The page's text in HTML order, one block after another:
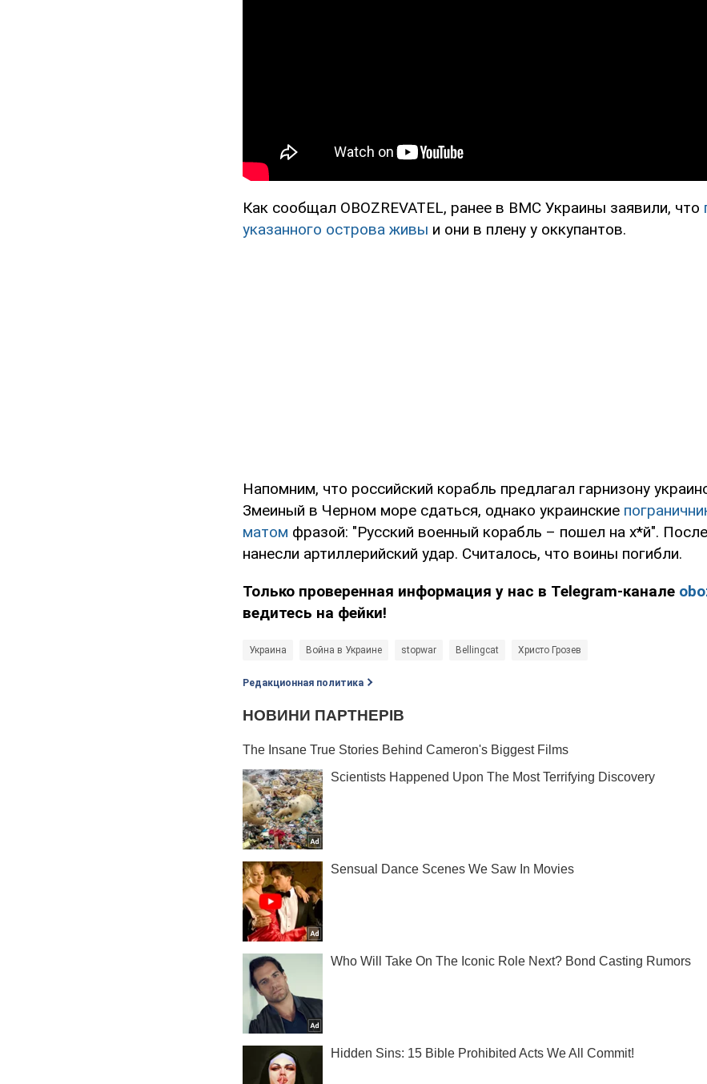
Как сообщал OBOZREVATEL, ранее в ВМС Украины заявили, что
указанного острова живы и они в плену у оккупантов.
Напомним, что российский корабль предлагал гарнизону
Змеиный в Черном море сдаться, однако украинские
матом фразой: "Русский военный корабль – пошел на х*й".
нанесли артиллерийский удар. Считалось, что воины погибли.
Только проверенная информация у нас в Telegram-канале
ведитесь на фейки!
Украина Война в Украине stopwar Bellingcat Христо Грозев
Редакционная политика